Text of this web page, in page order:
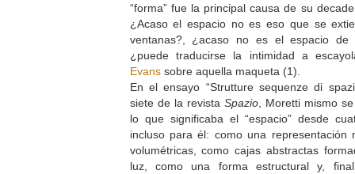
“forma” fue la principal causa de su
¿Acaso el espacio no es eso que se
ventanas?, ¿acaso no es el espacio de
¿puede traducirse la intimidad a
Evanssobre aquella maqueta (1).
En el ensayo “Strutture sequenze di
siete de la revista Spazio, Moretti mismo
lo que significaba el “espacio” desde
incluso para él: como una representación
volumétricas, como cajas abstractas
luz, como una forma estructural y,